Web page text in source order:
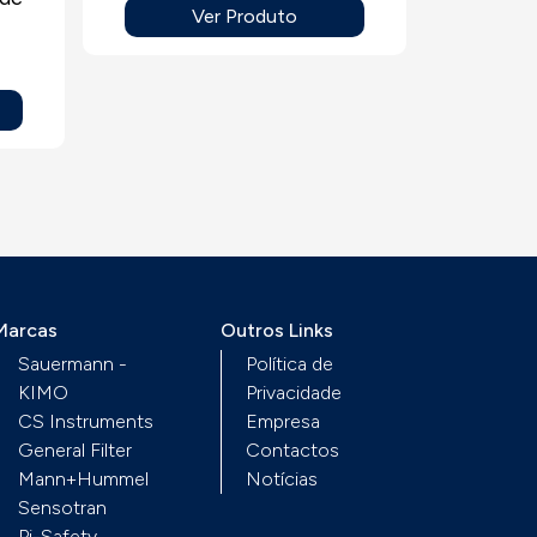
Ø 4 x 7 preto ou branco,
Ver Produto
Sauermann -
KIMO
CS Instruments
General Filter
Mann+Hummel
Sensotran
Outros Links
Política de
Privacidade
Empresa
Contactos
Notícias